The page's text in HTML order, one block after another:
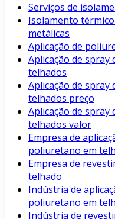
Serviços de
Isolamento
metálicas
Aplicação de
Aplicação de
telhados
Aplicação de
telhados preço
Aplicação de
telhados valor
Empresa de
poliuretano em
Empresa de
telhado
Indústria de
poliuretano em
Indústria de